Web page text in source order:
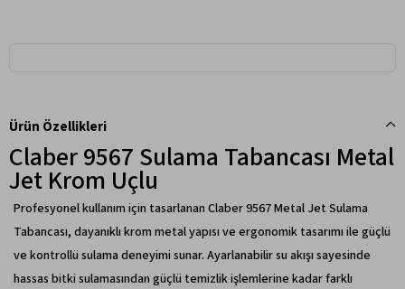
Ürün Özellikleri
Claber 9567 Sulama Tabancası Metal
Jet Krom Uçlu
Profesyonel kullanım için tasarlanan Claber 9567 Metal Jet Sulama
Tabancası, dayanıklı krom metal yapısı ve ergonomik tasarımı ile güçlü
ve kontrollü sulama deneyimi sunar. Ayarlanabilir su akışı sayesinde
hassas bitki sulamasından güçlü temizlik işlemlerine kadar farklı